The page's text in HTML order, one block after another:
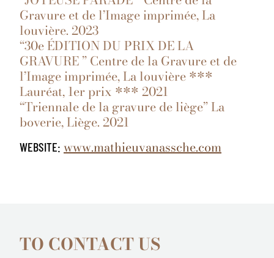
Gravure et de l’Image imprimée, La
louvière. 2023
“30e ÉDITION DU PRIX DE LA
GRAVURE ” Centre de la Gravure et de
l’Image imprimée, La louvière ***
Lauréat, 1er prix *** 2021
“Triennale de la gravure de liège” La
boverie, Liège. 2021
WEBSITE: www.mathieuvanassche.com
TO CONTACT US